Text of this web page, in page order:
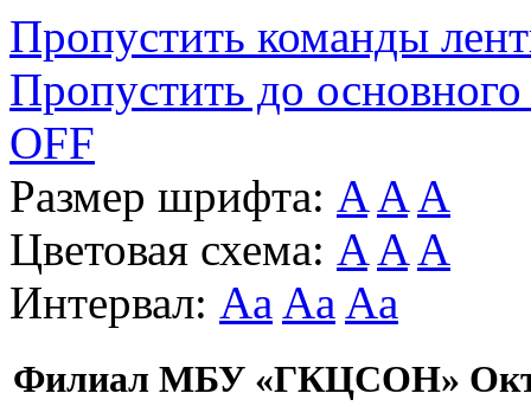
Пропустить команды
Пропустить до основного
OFF
Размер шрифта: A A A
Цветовая схема: A A A
Интервал: Aa Aa Aa
Филиал МБУ «ГКЦСОН»